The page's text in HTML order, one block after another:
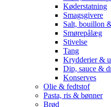
Køderstatning
Smagsgivere
Salt, bouillon
Smørepålæg
Stivelse
Tang
Krydderier &
Dip, sauce &
Konserves
Olie & fedtstof
Pasta, ris & bønner
Brød